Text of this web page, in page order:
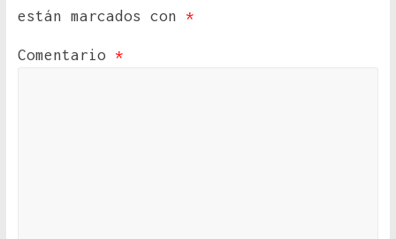
están marcados con *
Comentario *